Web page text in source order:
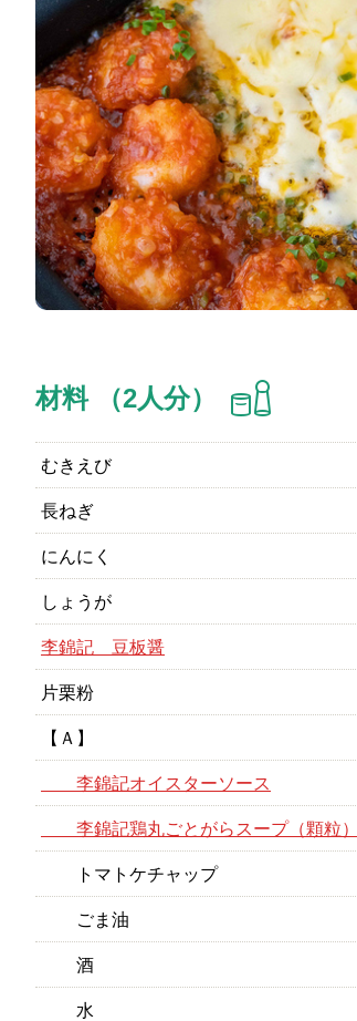
材料 （2人分）
むきえび
長ねぎ
にんにく
しょうが
李錦記 豆板醤
片栗粉
【Ａ】
李錦記オイスターソース
李錦記鶏丸ごとがらスープ（顆粒）
トマトケチャップ
ごま油
酒
水